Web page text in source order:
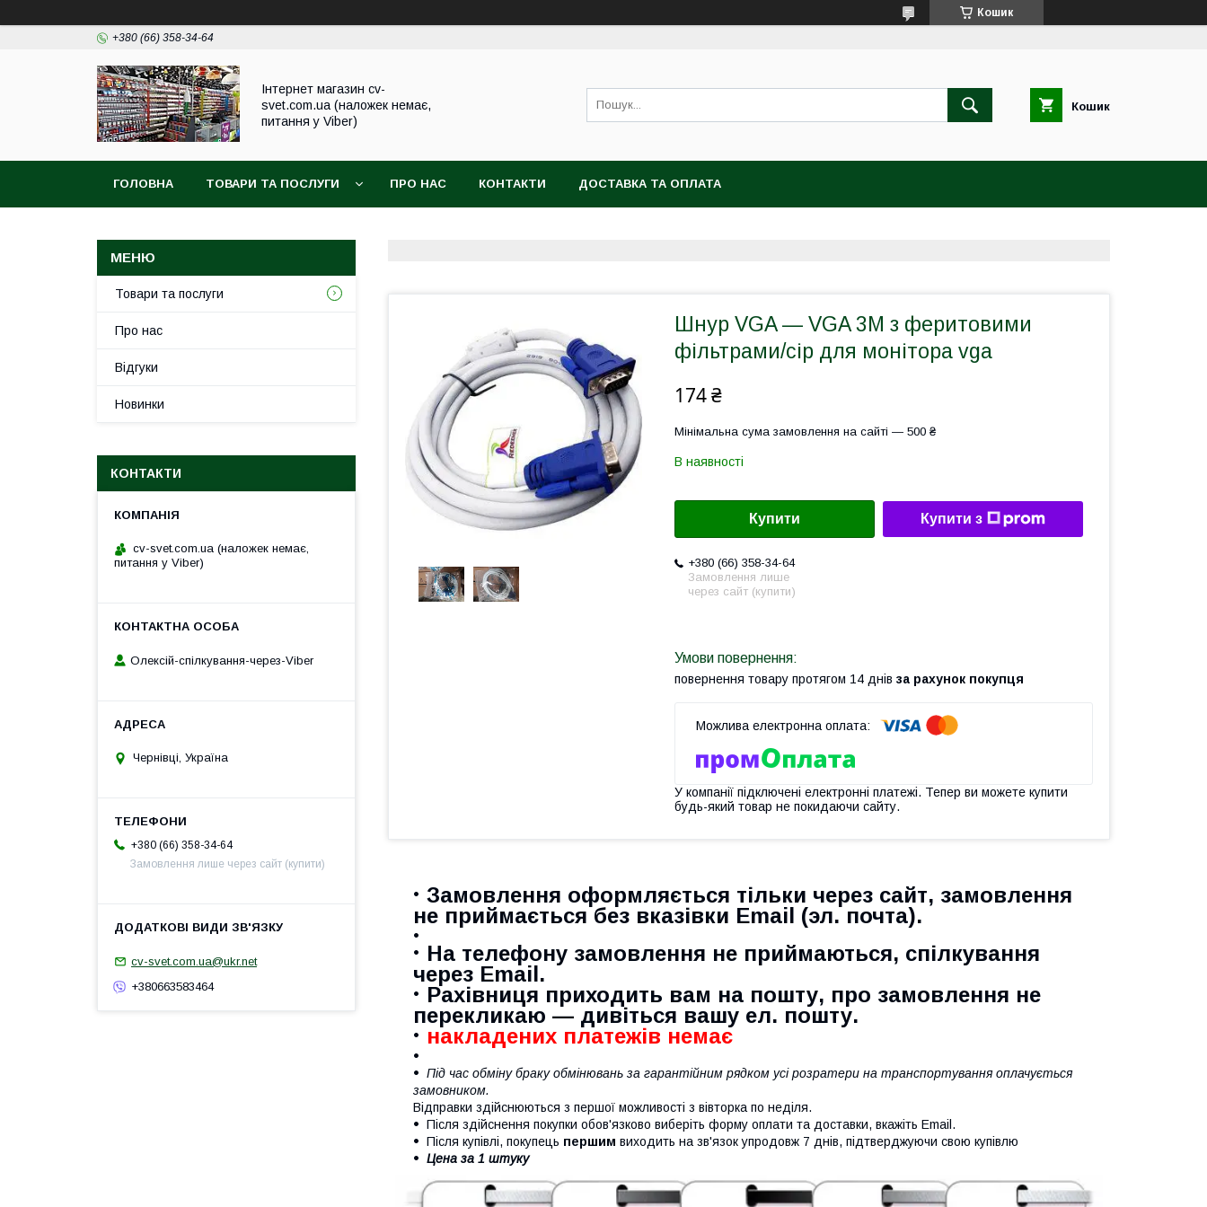
Кошик
+380 (66) 358-34-64
Інтернет магазин cv-
svet.com.ua (наложек немає,
питання у Viber)
Кошик
ГОЛОВНА ТОВАРИ ТА ПОСЛУГИ ПРО НАС КОНТАКТИ ДОСТАВКА ТА ОПЛАТА
Шнур VGA — VGA 3M з феритовими
фільтрами/сір для монітора vga
174 ₴
Мінімальна сума замовлення на сайті — 500 ₴
В наявності
Купити Купити з
+380 (66) 358-34-64
Замовлення лише
через сайт (купити)
повернення товару протягом 14 днів за рахунок покупця
У компанії підключені електронні платежі. Тепер ви можете купити
будь-який товар не покидаючи сайту.
Замовлення оформляється тільки через сайт, замовлення
не приймаєтьсябез вказівки Email (эл. почта).
На телефону замовлення не приймаються, спілкування
через Email.
Рахівниця приходить вам на пошту, про замовлення не
перекликаю — дивіться вашу ел. пошту.
накладених платежів немає
Під час обміну браку обмінювань за гарантійним рядком усі розратери на транспортування оплачується
замовником.
Відправки здійснюються з першої можливості з вівторка по неділя.
Після здійснення покупки обов'язково виберіть форму оплати та доставки, вкажіть Email.
Після купівлі, покупець першим виходить на зв'язок упродовж 7 днів, підтверджуючи свою купівлю
Цена за 1 штуку
Товари та послуги
Про нас
Відгуки
Новинки
КОНТАКТИ
cv-svet.com.ua (наложек немає,
питання у Viber)
Олексій-спілкування-через-Viber
Чернівці, Україна
+380 (66) 358-34-64
Замовлення лише через сайт (купити)
cv-svet.com.ua@ukr.net
+380663583464